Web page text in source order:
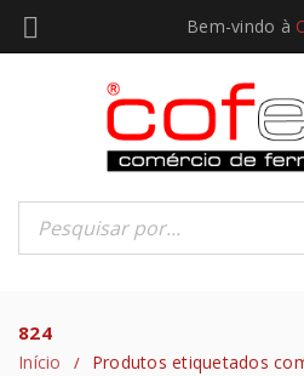
Bem-vindo à
824
Início / Produtos etiquetados